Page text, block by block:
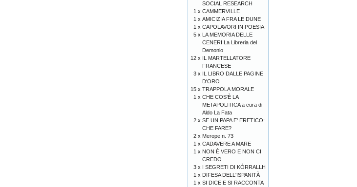
SOCIAL RESEARCH
1 x CAMMERVILLE
1 x AMICIZIA FRA LE DUNE
1 x CAPOLAVORI IN POESIA
5 x LA MEMORIA DELLE
CENERI La Libreria del
Demonio
12 x IL MARTELLATORE
FRANCESE
3 x IL LIBRO DALLE PAGINE
D'ORO
15 x TRAPPOLA MORALE
1 x CHE COS'È LA
METAPOLITICA a cura di
Aldo La Fata
2 x SE UN PAPA E' ERETICO:
CHE FARE?
2 x Merope n. 73
1 x CADAVERE A MARE
1 x NON È VERO E NON CI
CREDO
3 x I SEGRETI DI KÓRRALLH
1 x DIFESA DELL'ISPANITÀ
1 x SI DICE E SI RACCONTA